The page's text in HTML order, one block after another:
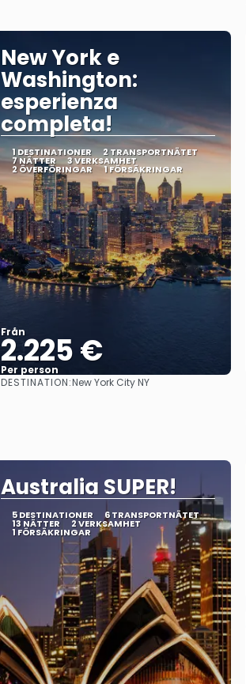
New York e
Washington:
esperienza
completa!
1 DESTINATIONER 2 TRANSPORTNÄTET
7 NÄTTER 3 VERKSAMHET
2 ÖVERFÖRINGAR 1 FÖRSÄKRINGAR
Från
2.225 €
Per person
Se
DESTINATION:New York City NY
Australia SUPER!
5 DESTINATIONER 6 TRANSPORTNÄTET
13 NÄTTER 2 VERKSAMHET
1 FÖRSÄKRINGAR